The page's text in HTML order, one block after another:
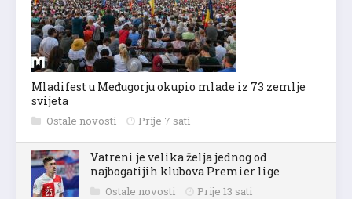
Mladifest u Međugorju okupio mlade iz 73 zemlje
svijeta
Ostale novosti Prije 7 sati
Vatreni je velika želja jednog od
najbogatijih klubova Premier lige
Ostale novosti Prije 13 sati